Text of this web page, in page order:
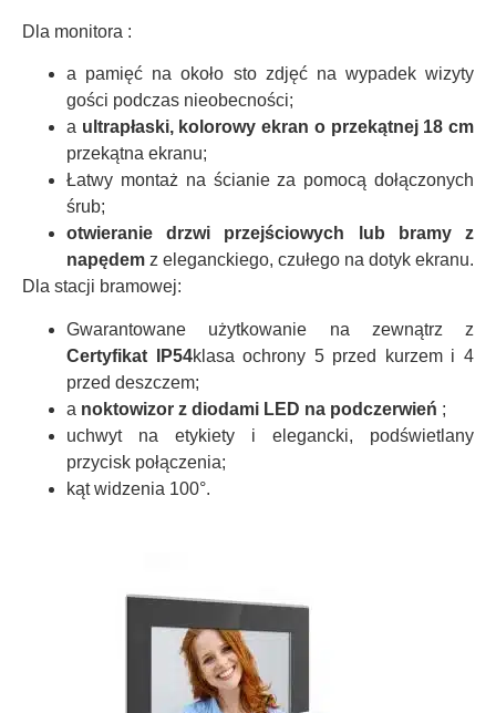
Dla monitora :
a pamięć na około sto zdjęćna wypadek wizyty
gości podczas nieobecności;
a ultrapłaski, kolorowy ekran o przekątnej 18 cm
przekątna ekranu;
Łatwy montaż na ścianie za pomocą dołączonych
śrub;
otwieranie drzwi przejściowych lub bramy z
napędem z eleganckiego, czułego na dotyk ekranu.
Dla stacji bramowej:
Gwarantowane użytkowanie na zewnątrz z
Certyfikat IP54klasa ochrony 5 przed kurzem i 4
przed deszczem;
a noktowizor z diodami LED na podczerwień ;
uchwyt na etykiety i elegancki, podświetlany
przycisk połączenia;
kąt widzenia 100°.